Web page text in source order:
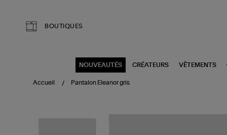
BOUTIQUES
NOUVEAUTÉS CRÉATEURS VÊTEMENTS
Accueil Pantalon Eleanor gris